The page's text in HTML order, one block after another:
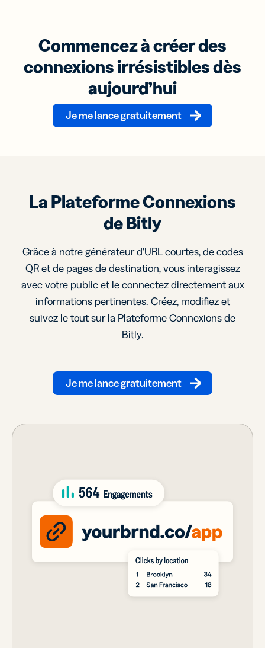
Commencez à créer des
connexions irrésistibles dès
aujourd’hui
Je me lance gratuitement
La Plateforme Connexions
de Bitly
Grâce à notre générateur d’URL courtes, de codes
QR et de pages de destination, vous interagissez
avec votre public et le connectez directement aux
informations pertinentes. Créez, modifiez et
suivez le tout sur la Plateforme Connexions de
Bitly.
Je me lance gratuitement